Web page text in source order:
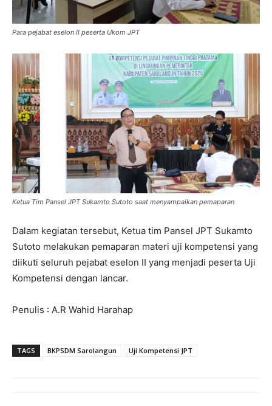
Para pejabat eselon II peserta Ukom JPT
Ketua Tim Pansel JPT Sukamto Sutoto saat menyampaikan pemaparan
Dalam kegiatan tersebut, Ketua tim Pansel JPT Sukamto
Sutoto melakukan pemaparan materi uji kompetensi yang
diikuti seluruh pejabat eselon II yang menjadi peserta Uji
Kompetensi dengan lancar.
Penulis : A.R Wahid Harahap
TAGS BKPSDM Sarolangun Uji Kompetensi JPT